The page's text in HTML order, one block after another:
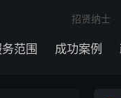
范围 成功案例
招贤纳士